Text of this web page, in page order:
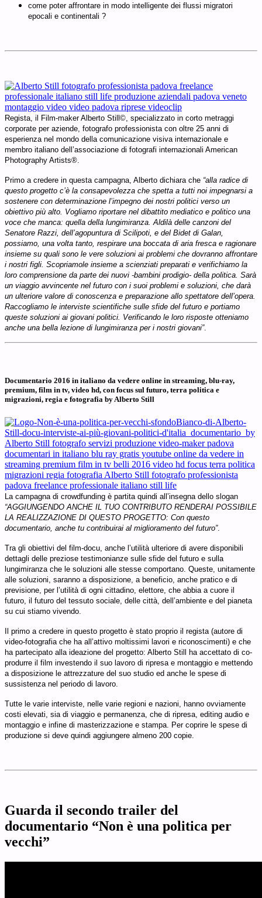
come poter affrontare in modo intelligente dei flussi migratori
epocali e continentali ?
Regista, il Film-maker Alberto Still©, specializzato in corto metraggi
corporate per aziende, fotografo professionista con oltre 25 anni di
esperienza nel mondo della comunicazione visiva internazionale e
membro italiano dell’associazione di fotografi internazionali American
Photography Artists®.
Primo a credere in questa campagna, Alberto dichiara che “alla radice di
questo progetto c’è la consapevolezza che spetta a tutti noi impegnarsi a
sostenere con determinazione l’impegno dei nostri politici verso un
obiettivo più alto. Vogliamo riportare nel dibattito mediatico e politico una
voce che manca: quella della lungimiranza. Aldilà delle canzoni del
Senatore Razzi, dell’agopuntura di Scilipoti, e del Bidet di Galan,
possiamo, una volta tanto, respirare una boccata di aria fresca e ragionare
insieme su quali sono le vere soluzioni ai problemi che dovranno affrontare
i nostri figli. Scopriamole insieme a scienziati preparati e verifichiamo la
loro comprensione da parte dei nuovi -bambini prodigio- della politica. Sarà
un viaggio avvincente nel futuro con i suoi problemi e soluzioni, che darà
un ulteriore valore di conoscenza e preparazione allo spettatore dell’opera.
Raccogliamo le interviste scientifiche sulle sfide del futuro e portiamo
queste soluzioni ai giovani politici. Verificando le loro risposte otteniamo
anche una bella lezione di lungimiranza per i nostri giovani”.
Documentario 2016 in italiano da vedere online in streaming, blu-ray,
premium, film in tv, video hd, con focus sul futuro, terra politica e
migrazioni, regia e fotografia by Alberto Still
La campagna di crowdfunding è partita quindi all’insegna dello slogan
“AGGIUNGENDO ANCHE IL TUO CONTRIBUTO RENDERAI POSSIBILE
LA REALIZZAZIONE DI QUESTO PROGETTO: Con questo
documentario, anche tu contribuirai al miglioramento del futuro”.
Tra gli obiettivi del film-docu, anche l’utilità ulteriore di avere disponibili
dettagli delle preziose testimonianze sulle sfide del futuro e sulla
lungimiranza che le soluzioni alle stesse comportano. Queste, unitamente
alle soluzioni, saranno a disposizione, a beneficio, anche pratico e di
previsione, per l’utilità di ogni cittadino, elettore, che abbia a cuore il
futuro, il futuro del tessuto sociale, delle città, dell’ambiente e del pianeta
su cui stiamo vivendo.
Il primo a credere in questo progetto è stato proprio il regista (autore di
video-fotografia che ha all’attivo moltissimi lavori e riconoscimenti) e che
ha partecipato alla ideazione del progetto: Alberto Still ha accettato di co-
produrre il film investendo il suo lavoro di ripresa e montaggio e mettendo
a disposizione le attrezzature del suo studio ed anche le spese di
sussistenza nel periodo di lavoro.
Tutte le varie interviste, nelle varie regioni e nazioni, hanno ovviamente
costi elevati, sia di viaggio e permanenza, che di ripresa, editing audio e
montaggio e infine di masterizzazione e stampa. Per coprire le spese di
produzione si deve quindi aggiungere almeno 200 copie.
Guarda il secondo trailer del
documentario “Non è una politica per
vecchi”